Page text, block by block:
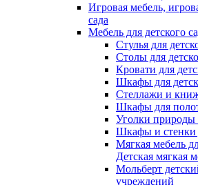
Игровая мебель,
сада
Мебель для детского
Стулья для
Столы для
Кровати для
Шкафы для
Стеллажи и
Шкафы для
Уголки природы
Шкафы и стенки
Мягкая мебель
Детская мягкая
Мольберт
учреждений